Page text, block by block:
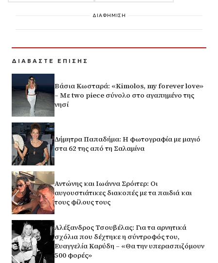
ΔΙΑΦΗΜΙΣΗ
ΔΙΑΒΑΣΤΕ ΕΠΙΣΗΣ
Βάσια Κωσταρά: «Kimolos, my forever love»
– Με two piece σύνολο στο αγαπημένο της
νησί
Δήμητρα Παπαδήμα: Η φωτογραφία με μαγιό
στα 62 της από τη Σαλαμίνα
Αντώνης και Ιωάννα Σρόιτερ: Οι
αυγουστιάτικες διακοπές με τα παιδιά και
τους φίλους τους
Αλέξανδρος Τσουβέλας: Για τα αρνητικά
σχόλια που δέχτηκε η σύντροφός του,
Ευαγγελία Καρύδη – «Θα την υπερασπιζόμουν
500 φορές»